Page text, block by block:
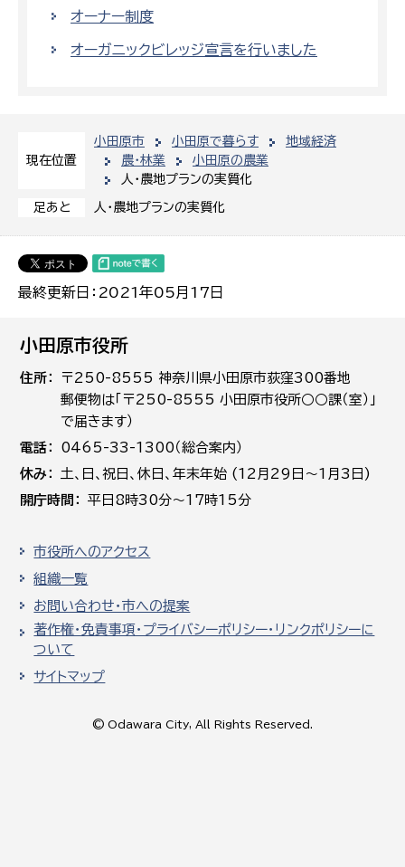
現在位置
小田原市 小田原で暮らす
地域経済
農・林業
小田原の農業
人・農地プランの実質化
足あと 人・農地プランの実質化
最終更新日：2021年05月17日
オーナー制度
オーガニックビレッジ宣言を行いました
小田原市役所
住所
〒250-8555 神奈川県小田原市荻窪300番地
郵便物は「〒250-8555 小田原市役所○○課（室）」
で届きます）
電話
0465-33-1300（総合案内）
休み
土､日､祝日、休日、年末年始 (12月29日～1月3日)
開庁時間
平日8時30分～17時15分
市役所へのアクセス
組織一覧
お問い合わせ・市への提案
著作権・免責事項・プライバシーポリシー・リンクポリシーに
ついて
サイトマップ
© Odawara City, All Rights Reserved.